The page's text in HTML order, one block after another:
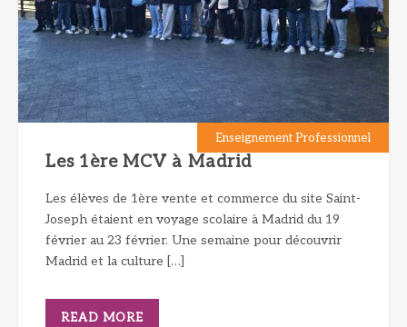
Enseignement Professionnel
Les 1ère MCV à Madrid
Les élèves de 1ère vente et commerce du site Saint-
Joseph étaient en voyage scolaire à Madrid du 19
février au 23 février. Une semaine pour découvrir
Madrid et la culture […]
READ MORE